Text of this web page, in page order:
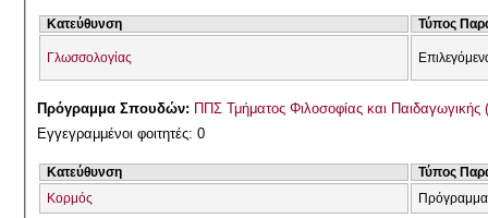
Κατεύθυνση Τύπος
Γλωσσολογίας
Πρόγραμμα Σπουδών: ΠΠΣ Τμήματος Φιλοσοφίας και Παιδαγωγικής
Εγγεγραμμένοι φοιτητές: 0
Κατεύθυνση
Τύπος
Κορμός